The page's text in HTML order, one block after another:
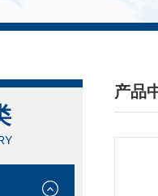
产品
/